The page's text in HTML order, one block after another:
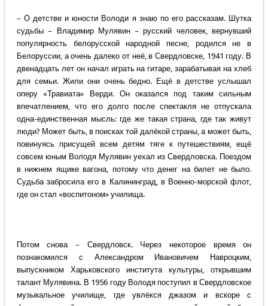
– О детстве и юности Володи я знаю по его рассказам. Шутка
судьбы – Владимир Мулявин – русский человек, вернувший
популярность белорусской народной песне, родился не в
Белоруссии, а очень далеко от неё, в Свердловске, 1941 году. В
двенадцать лет он начал играть на гитаре, зарабатывая на хлеб
для семьи. Жили они очень бедно. Ещё в детстве услышал
оперу «Травиата» Верди. Он оказался под таким сильным
впечатлением, что его долго после спектакля не отпускала
одна-единственная мысль: где же такая страна, где так живут
люди? Может быть, в поисках той далёкой страны, а может быть,
повинуясь присущей всем детям тяге к путешествиям, ещё
совсем юным Володя Мулявин уехал из Свердловска. Поездом
в нижнем ящике вагона, потому что денег на билет не было.
Судьба забросила его в Калининград, в Военно-морской флот,
где он стал «воспитоном» училища.
Потом снова – Свердловск. Через некоторое время он
познакомился с Александром Ивановичем Навроцким,
выпускником Харьковского института культуры, открывшим
талант Мулявина. В 1956 году Володя поступил в Свердловское
музыкальное училище, где увлёкся джазом и вскоре с